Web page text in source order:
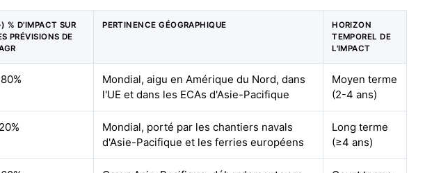
% D'IMPACT SUR
PRÉVISIONS DE
PERTINENCE GÉOGRAPHIQUE
HORIZON
TEMPOREL DE
L'IMPACT
Mondial, aigu en Amérique du Nord, dans
l'UE et dans les ECAs d'Asie-Pacifique
Moyen terme
(2-4 ans)
Mondial, porté par les chantiers navals
d'Asie-Pacifique et les ferries européens
Long terme
(≥4 ans)